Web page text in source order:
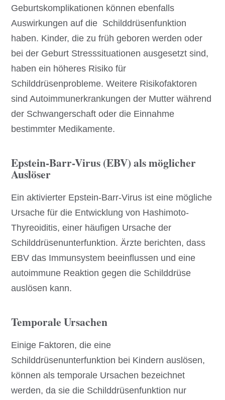
Geburtskomplikationen können ebenfalls
Auswirkungen auf die Schilddrüsenfunktion
haben. Kinder, die zu früh geboren werden oder
bei der Geburt Stresssituationen ausgesetzt sind,
haben ein höheres Risiko für
Schilddrüsenprobleme. Weitere Risikofaktoren
sind Autoimmunerkrankungen der Mutter während
der Schwangerschaft oder die Einnahme
bestimmter Medikamente.
Epstein-Barr-Virus (EBV) als möglicher
Auslöser
Ein aktivierter Epstein-Barr-Virus ist eine mögliche
Ursache für die Entwicklung von Hashimoto-
Thyreoiditis, einer häufigen Ursache der
Schilddrüsenunterfunktion. Ärzte berichten, dass
EBV das Immunsystem beeinflussen und eine
autoimmune Reaktion gegen die Schilddrüse
auslösen kann.
Temporale Ursachen
Einige Faktoren, die eine
Schilddrüsenunterfunktion bei Kindern auslösen,
können als temporale Ursachen bezeichnet
werden, da sie die Schilddrüsenfunktion nur